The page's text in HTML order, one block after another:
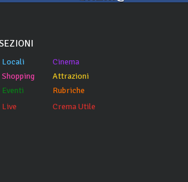
Locali
Shopping
Eventi
Live
Cinema
Attrazioni
Rubriche
Crema Utile